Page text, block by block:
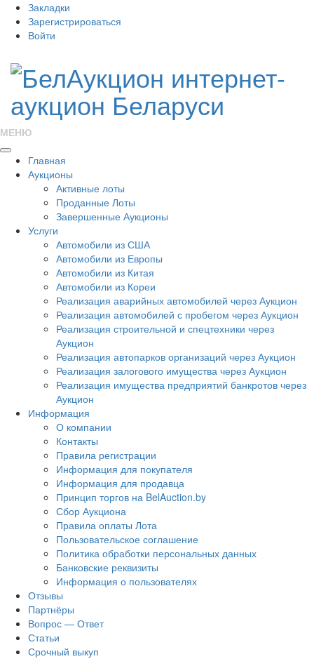
Закладки
Зарегистрироваться
Войти
МЕНЮ
Главная
Аукционы
Активные лоты
Проданные Лоты
Завершенные Аукционы
Услуги
Автомобили из США
Автомобили из Европы
Автомобили из Китая
Автомобили из Кореи
Реализация аварийных автомобилей через Аукцион
Реализация автомобилей с пробегом через Аукцион
Реализация строительной и спецтехники через
Аукцион
Реализация автопарков организаций через Аукцион
Реализация залогового имущества через Аукцион
Реализация имущества предприятий банкротов через
Аукцион
Информация
О компании
Контакты
Правила регистрации
Информация для покупателя
Информация для продавца
Принцип торгов на BelAuction.by
Сбор Аукциона
Правила оплаты Лота
Пользовательское соглашение
Политика обработки персональных данных
Банковские реквизиты
Информация о пользователях
Отзывы
Партнёры
Вопрос — Ответ
Статьи
Срочный выкуп